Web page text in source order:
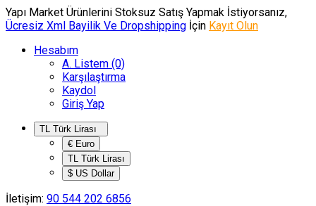
Yapı Market Ürünlerini Stoksuz Satış Yapmak İstiyorsanız,
Ücresiz Xml Bayilik Ve Dropshipping İçin Kayıt Olun
Hesabım
A. Listem (0)
Karşılaştırma
Kaydol
Giriş Yap
€ Euro
TL Türk Lirası
$ US Dollar
İletişim: 90 544 202 6856